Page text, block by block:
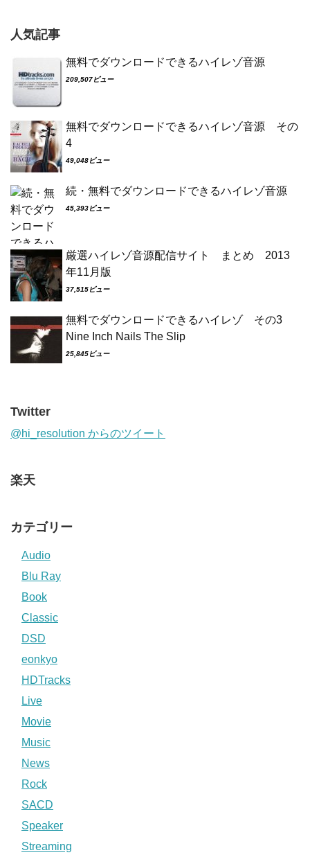
人気記事
無料でダウンロードできるハイレゾ音源
209,507ビュー
無料でダウンロードできるハイレゾ音源 その
4
49,048ビュー
続・無料でダウンロードできるハイレゾ音源
45,393ビュー
厳選ハイレゾ音源配信サイト まとめ 2013
年11月版
37,515ビュー
無料でダウンロードできるハイレゾ その3
Nine Inch Nails The Slip
25,845ビュー
Twitter
@hi_resolution からのツイート
楽天
カテゴリー
Audio
Blu Ray
Book
Classic
DSD
eonkyo
HDTracks
Live
Movie
Music
News
Rock
SACD
Speaker
Streaming